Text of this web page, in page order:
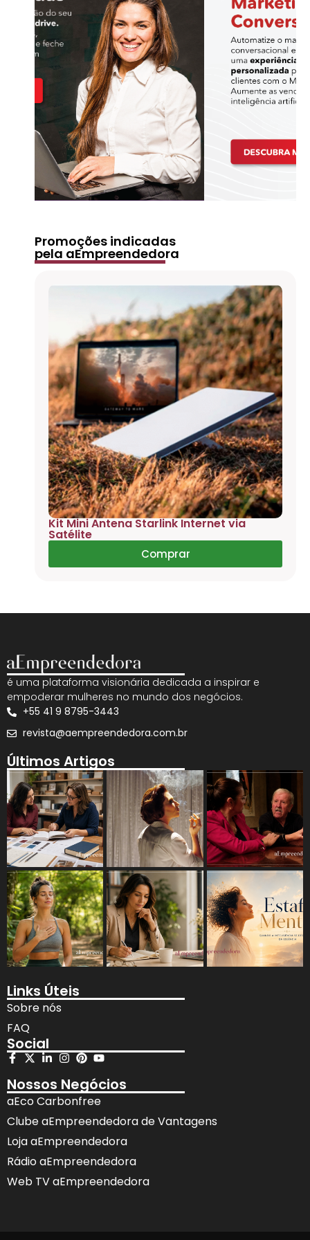
Promoções indicadas
pela aEmpreendedora
Kit Mini Antena Starlink Internet via
Satélite
Comprar
é uma plataforma visionária dedicada a inspirar e
empoderar mulheres no mundo dos negócios.
+55 41 9 8795-3443
revista@aempreendedora.com.br
Últimos Artigos
Links Úteis
Sobre nós
FAQ
Social
Nossos Negócios
aEco Carbonfree
Clube aEmpreendedora de Vantagens
Loja aEmpreendedora
Rádio aEmpreendedora
Web TV aEmpreendedora